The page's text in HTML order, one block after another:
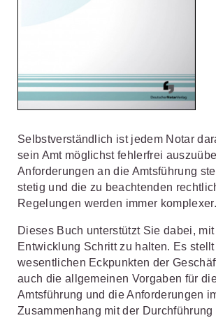
Selbstverständlich ist jedem Notar
sein Amt möglichst fehlerfrei
Anforderungen an die Amtsführung
stetig und die zu beachtenden
Regelungen werden immer komplexer.
Dieses Buch unterstützt Sie dabei,
Entwicklung Schritt zu halten. Es
wesentlichen Eckpunkten der
auch die allgemeinen Vorgaben für
Amtsführung und die Anforderungen
Zusammenhang mit der